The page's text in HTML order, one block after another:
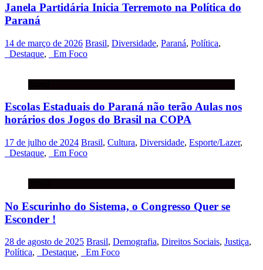
Janela Partidária Inicia Terremoto na Política do
Paraná
14 de março de 2026 Brasil, Diversidade, Paraná, Política,
_Destaque, _Em Foco
Escolas Estaduais do Paraná não terão Aulas nos
horários dos Jogos do Brasil na COPA
17 de julho de 2024 Brasil, Cultura, Diversidade, Esporte/Lazer,
_Destaque, _Em Foco
No Escurinho do Sistema, o Congresso Quer se
Esconder !
28 de agosto de 2025 Brasil, Demografia, Direitos Sociais, Justiça,
Política, _Destaque, _Em Foco